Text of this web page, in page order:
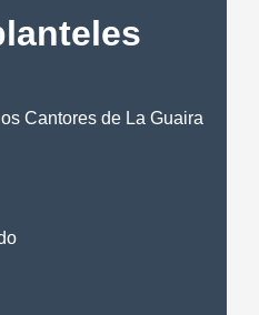
Cantores de La Guaira